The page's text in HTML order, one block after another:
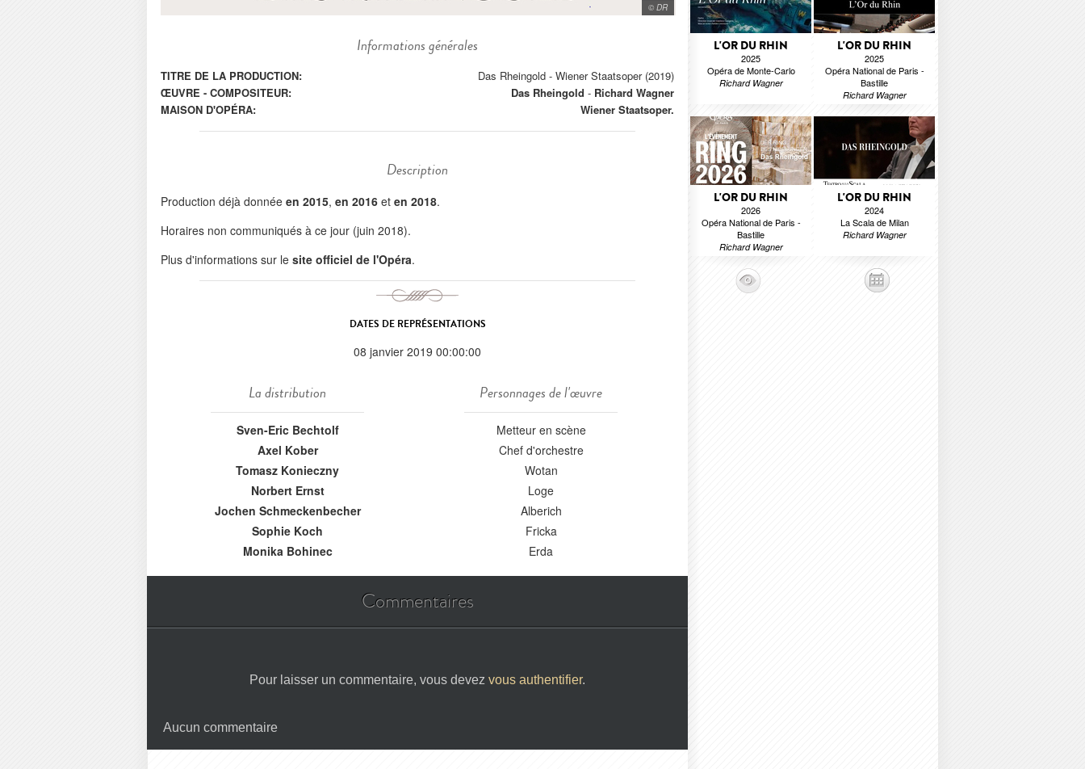
© DR
Informations générales
TITRE DE LA PRODUCTION:
Das Rheingold - Wiener Staatsoper (2019)
ŒUVRE - COMPOSITEUR:
Das Rheingold - Richard Wagner
MAISON D'OPÉRA:
Wiener Staatsoper.
Description
Production déjà donnée en 2015, en 2016 et en 2018.
Horaires non communiqués à ce jour (juin 2018).
Plus d'informations sur le site officiel de l'Opéra.
DATES DE REPRÉSENTATIONS
08 janvier 2019 00:00:00
La distribution
Sven-Eric Bechtolf
Axel Kober
Tomasz Konieczny
Norbert Ernst
Jochen Schmeckenbecher
Sophie Koch
Monika Bohinec
Personnages de l'œuvre
Metteur en scène
Chef d'orchestre
Wotan
Loge
Alberich
Fricka
Erda
Commentaires
Pour laisser un commentaire, vous devez vous authentifier.
Aucun commentaire
L'OR DU RHIN
2025
Opéra de Monte-Carlo
Richard Wagner
L'OR DU RHIN
2025
Opéra National de Paris -
Bastille
Richard Wagner
L'OR DU RHIN
2026
Opéra National de Paris -
Bastille
Richard Wagner
L'OR DU RHIN
2024
La Scala de Milan
Richard Wagner